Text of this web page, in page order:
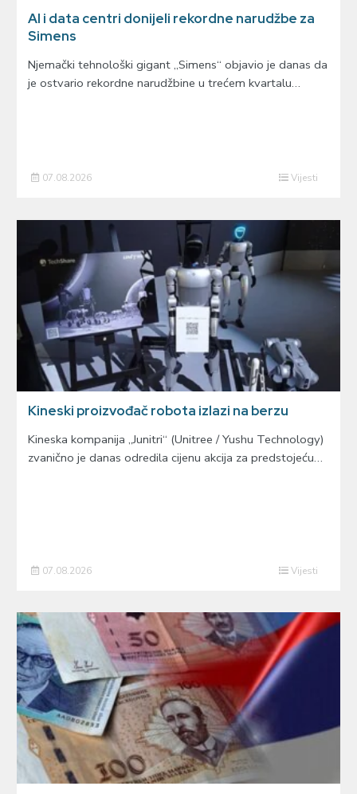
AI i data centri donijeli rekordne narudžbe za
Simens
Njemački tehnološki gigant „Simens“ objavio je danas da
je ostvario rekordne narudžbine u trećem kvartalu…
07.08.2026 Vijesti
Kineski proizvođač robota izlazi na berzu
Kineska kompanija „Junitri“ (Unitree / Yushu Technology)
zvanično je danas odredila cijenu akcija za predstojeću…
07.08.2026 Vijesti